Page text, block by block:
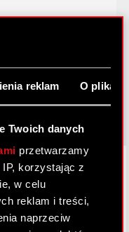
reklam O
Twoich danych
przetwarzamy
korzystając z
w celu
reklam i treści,
naprzeciw